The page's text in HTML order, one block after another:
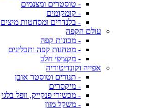
- טוסטרים ומצנמים
- קומקומים
- בלנדרים ומסחטות מיצים
עולם הקפה
- מכונות קפה
- מטחנות קפה ותבלינים
- מקציפי חלב
אפייה וקונדיטוריה
- תנורים וטוסטר אובן
- מיקסרים
- מכשירי פנקייק, וופל בלגי
- משקל מזון